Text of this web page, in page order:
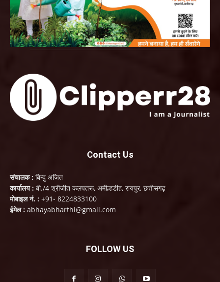
Contact Us
संचालक : बिन्दु अजित
कार्यालय : बी./4 श्रीजीत कलपतरू, अमील्हडीह, रायपुर, छत्तीसगढ़
मोबाइल नं. : +91- 8224833100
ईमेल : abhayabharthi@gmail.com
FOLLOW US